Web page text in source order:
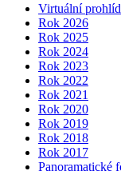
Virtuální
Rok 2026
Rok 2025
Rok 2024
Rok 2023
Rok 2022
Rok 2021
Rok 2020
Rok 2019
Rok 2018
Rok 2017
Panoramatické